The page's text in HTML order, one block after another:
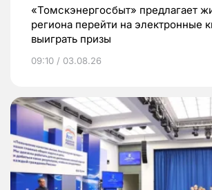
«Томскэнергосбыт» предлагает
региона перейти на электронные
выиграть призы
09:10 / 03.08.26